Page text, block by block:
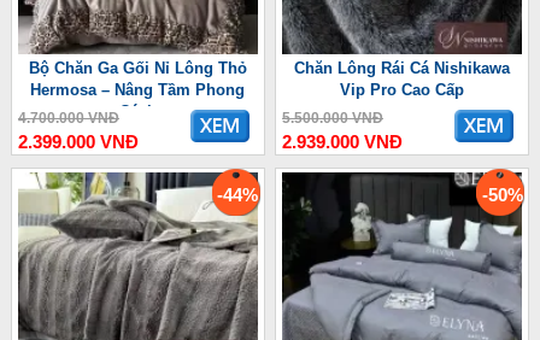
Bộ Chăn Ga Gối Nỉ Lông Thỏ
Hermosa – Nâng Tầm Phong
Cách
4.700.000 VNĐ
2.399.000 VNĐ
Chăn Lông Rái Cá Nishikawa
Vip Pro Cao Cấp
5.500.000 VNĐ
2.939.000 VNĐ
-44% -50%